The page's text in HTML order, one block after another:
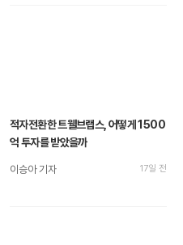
적자전환한 트웰브랩스, 어떻게 1500
억 투자를 받았을까
이승아 기자 17일 전